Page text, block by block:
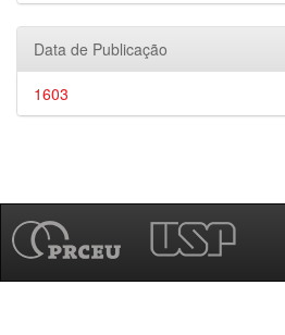
Data de Publicação
1603